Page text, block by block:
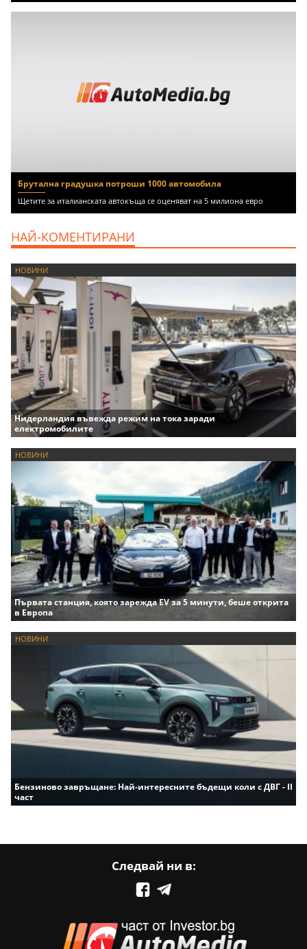
Брутална градушка потроши 1000 автомобила
Щетите за италианската автокъща се оценяват на 5 милиона евро
НАЙ-КОМЕНТИРАНИ
НОВИНИ
Нидерландия въвежда режим на тока заради
електромобилите
НОВИНИ
Първата станция, която зарежда EV за 5 минути, беше открита
в Европа
НОВИНИ
Бензиново завръщане: Най-интересните бъдещи коли с ДВГ - II
част
Следвай ни в: